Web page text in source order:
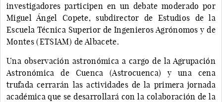
investigadores participen en un debate moderado por
Miguel Ángel Copete, subdirector de Estudios de la
Escuela Técnica Superior de Ingenieros Agrónomos y de
Montes (ETSIAM) de Albacete.
Una observación astronómica a cargo de la Agrupación
Astronómica de Cuenca (Astrocuenca) y una cena
trufada cerrarán las actividades de la primera jornada
académica que se desarrollará con la colaboración de la